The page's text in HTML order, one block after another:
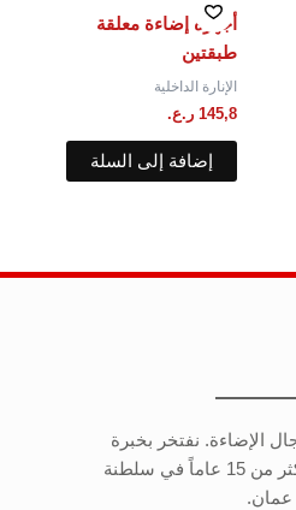
أجهزه إضاءة معلقة⁩
طبقتين
الإنارة الداخلية
145,8 ر.ع.
إضافة إلى السلة
الإضاءة. نفتخر بخبرة
فريقنا التي تمتد لأكثر من 15 عاماً في سلطنة
عمان.